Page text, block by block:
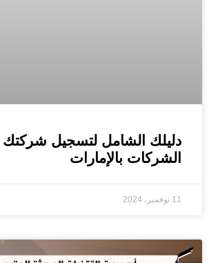
دليلك الشامل لتسجيل
الشركات بالإمارات
11 نوفمبر، 2024